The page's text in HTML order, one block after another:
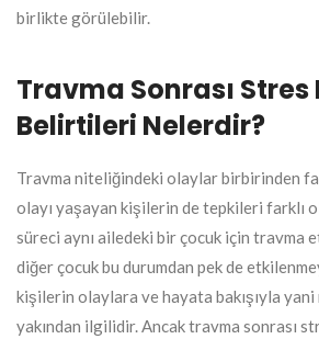
birlikte görülebilir.
Travma Sonrası
Belirtileri Nelerdir?
Travma niteliğindeki olaylar birbirinden
olayı yaşayan kişilerin de tepkileri farklı
süreci aynı ailedeki bir çocuk için travma
diğer çocuk bu durumdan pek de
kişilerin olaylara ve hayata bakışıyla yani
yakından ilgilidir. Ancak travma sonrası